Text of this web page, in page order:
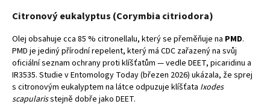
Citronový eukalyptus (Corymbia citriodora)
Olej obsahuje cca 85 % citronellalu, který se přeměňuje na PMD.
PMD je jediný přírodní repelent, který má CDC zařazený na svůj
oficiální seznam ochrany proti klíšťatům — vedle DEET, picaridinu a
IR3535. Studie v Entomology Today (březen 2026) ukázala, že sprej
s citronovým eukalyptem na látce odpuzuje klíšťata Ixodes
scapularisstejně dobře jako DEET.